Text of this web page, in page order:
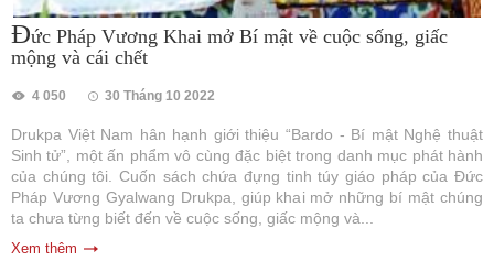
Đức Pháp Vương Khai mở Bí mật về cuộc sống, giấc
mộng và cái chết
4 050 30 Tháng 10 2022
Drukpa Việt Nam hân hạnh giới thiệu “Bardo - Bí mật Nghệ thuật
Sinh tử”, một ấn phẩm vô cùng đặc biệt trong danh mục phát hành
của chúng tôi. Cuốn sách chứa đựng tinh túy giáo pháp của Đức
Pháp Vương Gyalwang Drukpa, giúp khai mở những bí mật chúng
ta chưa từng biết đến về cuộc sống, giấc mộng và...
Xem thêm